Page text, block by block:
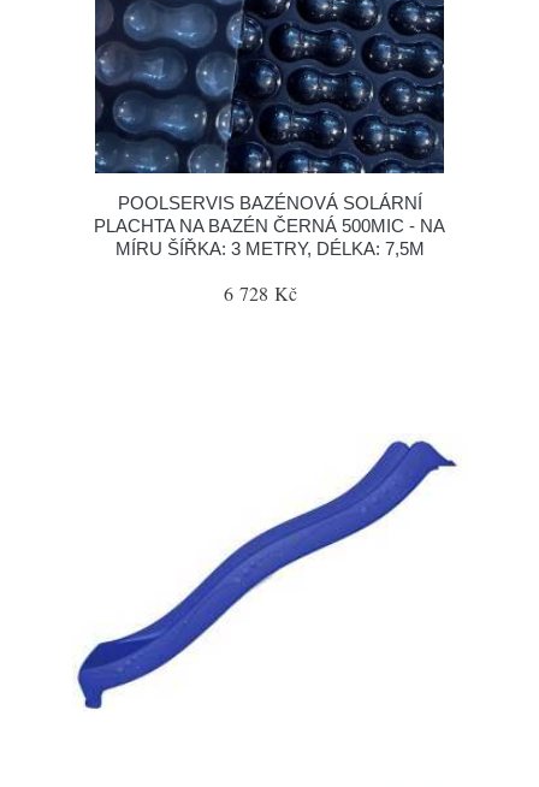
POOLSERVIS BAZÉNOVÁ SOLÁRNÍ
PLACHTA NA BAZÉN ČERNÁ 500MIC - NA
MÍRU ŠÍŘKA: 3 METRY, DÉLKA: 7,5M
6 728 Kč